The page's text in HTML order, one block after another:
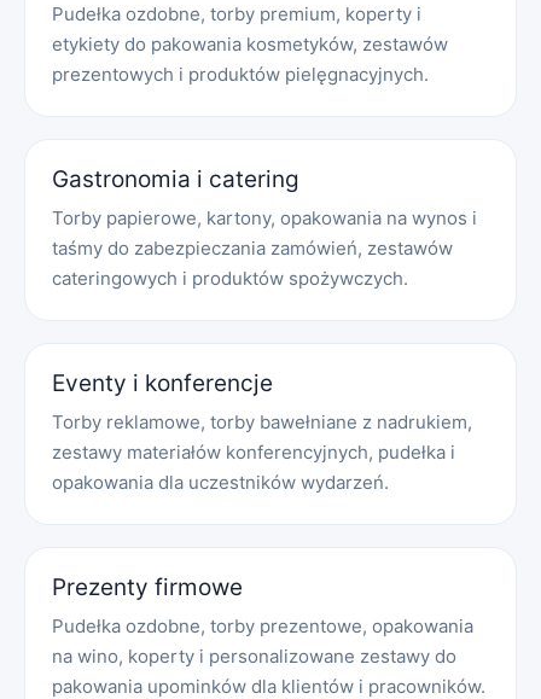
Pudełka ozdobne, torby premium, koperty i
etykiety do pakowania kosmetyków, zestawów
prezentowych i produktów pielęgnacyjnych.
Gastronomia i catering
Torby papierowe, kartony, opakowania na wynos i
taśmy do zabezpieczania zamówień, zestawów
cateringowych i produktów spożywczych.
Eventy i konferencje
Torby reklamowe, torby bawełniane z nadrukiem,
zestawy materiałów konferencyjnych, pudełka i
opakowania dla uczestników wydarzeń.
Prezenty firmowe
Pudełka ozdobne, torby prezentowe, opakowania
na wino, koperty i personalizowane zestawy do
pakowania upominków dla klientów i pracowników.